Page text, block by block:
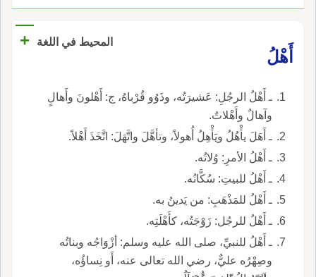
المحيط في اللغة
+
أَهْلُ
ـ أَهْلُ الرجُلِ: عَشيرَتُه، وذَوُو قُرْباهُ، ج: أَهْلونَ وأَهالٍ
وآهالٌ وأَهْلاتٌ.
ـ أَهَلَ يأْهُلُ ويَأْهِلُ أُهولاً، وتأهَّلَ واتَّهَلَ: اتَّخَذَ أَهْلاً.
ـ أَهْلُ الأمرِ: وُلاتُه.
ـ أَهْلُ للبيتِ: سُكَّانُه.
ـ أَهْلُ للمَذْهَبِ: من يَدينُ به.
ـ أَهْلُ للرجُل: زَوْجَتُه، كأَهْلَتِه.
ـ أَهْلُ للنبيِّ، صلى الله عليه وسلم: أزْوَاجُه وبناتُه
وصِهْرُه عليٌّ، رضي الله تعالى عنه، أَو نِساؤُه،